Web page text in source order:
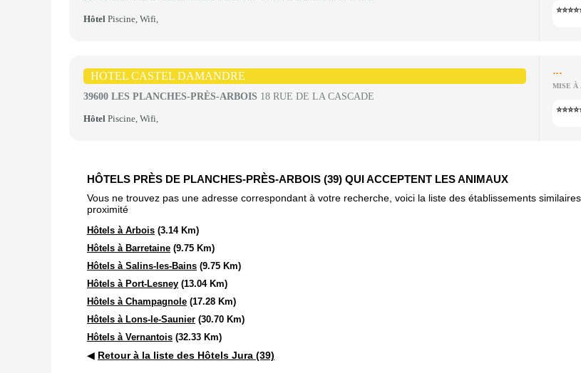
Hôtel Piscine, Wifi,
HOTEL CASTEL DAMANDRE
39600 LES PLANCHES-PRÈS-ARBOIS 18 RUE DE LA CASCADE
Hôtel Piscine, Wifi,
...
MISE À
HÔTELS PRÈS DE PLANCHES-PRÈS-ARBOIS (39) QUI ACCEPTENT LES ANIMAUX
Vous ne trouvez pas une adresse correspondant à votre recherche, voici la liste des établissements
proximité
Hôtels à Arbois (3.14 Km)
Hôtels à Barretaine (9.75 Km)
Hôtels à Salins-les-Bains (9.75 Km)
Hôtels à Port-Lesney (13.04 Km)
Hôtels à Champagnole (17.28 Km)
Hôtels à Lons-le-Saunier (30.70 Km)
Hôtels à Vernantois (32.33 Km)
◀ Retour à la liste des Hôtels Jura (39)